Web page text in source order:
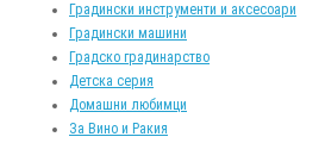
Градински инструменти и аксесоари
Градински машини
Градско градинарство
Детска серия
Домашни любимци
За Вино и Ракия